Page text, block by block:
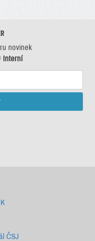
novinek
Interní
ČSJ